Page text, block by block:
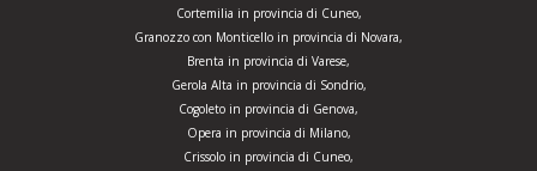
Cortemilia in provincia di Cuneo,
Granozzo con Monticello in provincia di Novara,
Brenta in provincia di Varese,
Gerola Alta in provincia di Sondrio,
Cogoleto in provincia di Genova,
Opera in provincia di Milano,
Crissolo in provincia di Cuneo,